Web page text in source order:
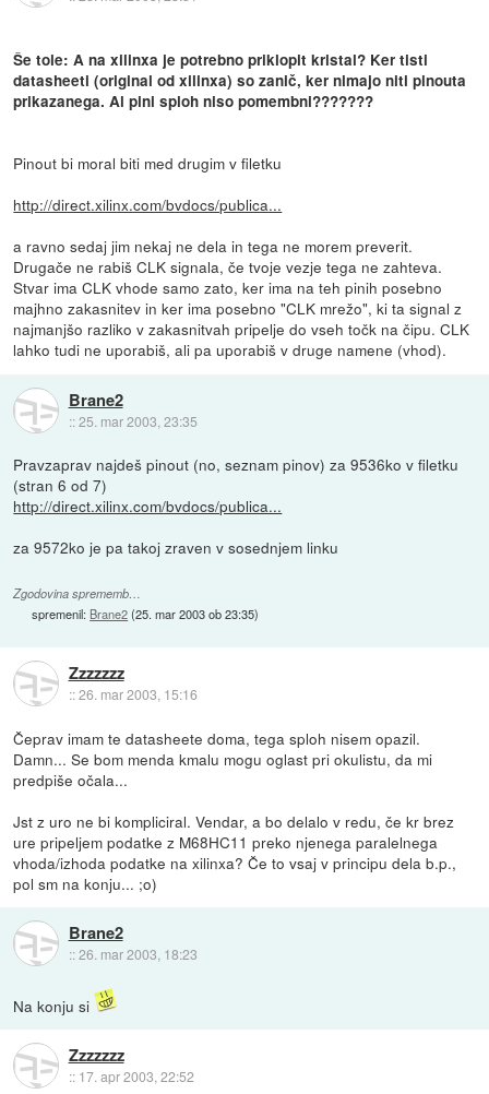
Še tole: A na xilinxa je potrebno priklopit kristal? Ker tisti
datasheeti (original od xilinxa) so zanič, ker nimajo niti pinouta
prikazanega. Al pini sploh niso pomembni???????
Pinout bi moral biti med drugim v filetku
http://direct.xilinx.com/bvdocs/publica...
a ravno sedaj jim nekaj ne dela in tega ne morem preverit.
Drugače ne rabiš CLK signala, če tvoje vezje tega ne zahteva.
Stvar ima CLK vhode samo zato, ker ima na teh pinih posebno
majhno zakasnitev in ker ima posebno "CLK mrežo", ki ta signal z
najmanjšo razliko v zakasnitvah pripelje do vseh točk na čipu. CLK
lahko tudi ne uporabiš, ali pa uporabiš v druge namene (vhod).
Brane2
::25. mar 2003, 23:35
Pravzaprav najdeš pinout (no, seznam pinov) za 9536ko v filetku
(stran 6 od 7)
http://direct.xilinx.com/bvdocs/publica...
za 9572ko je pa takoj zraven v sosednjem linku
Zgodovina sprememb…
spremenil: Brane2(25. mar 2003 ob 23:35)
Zzzzzzz
::26. mar 2003, 15:16
Čeprav imam te datasheete doma, tega sploh nisem opazil.
Damn... Se bom menda kmalu mogu oglast pri okulistu, da mi
predpiše očala...
Jst z uro ne bi kompliciral. Vendar, a bo delalo v redu, če kr brez
ure pripeljem podatke z M68HC11 preko njenega paralelnega
vhoda/izhoda podatke na xilinxa? Če to vsaj v principu dela b.p.,
pol sm na konju... ;o)
Brane2
::26. mar 2003, 18:23
Na konju si
Zzzzzzz
:: 17. apr 2003, 22:52